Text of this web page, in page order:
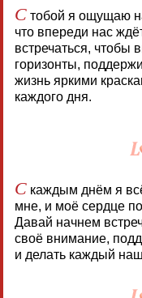
Стобой я ощущаю
что впереди нас
встречаться, чтобы
горизонты,
жизнь яркими
каждого дня.
Скаждым днём я
мне, и моё сердце
Давай начнем
своё внимание,
и делать каждый